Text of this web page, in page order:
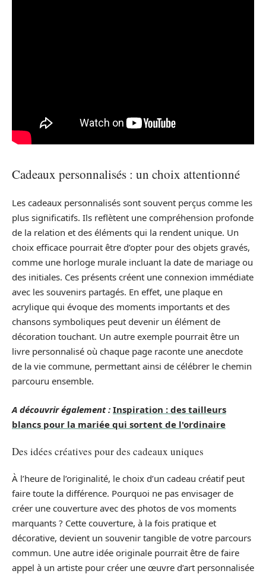
Cadeaux personnalisés : un choix attentionné
Les cadeaux personnalisés sont souvent perçus comme les
plus significatifs. Ils reflètent une compréhension profonde
de la relation et des éléments qui la rendent unique. Un
choix efficace pourrait être d’opter pour des objets gravés,
comme une horloge murale incluant la date de mariage ou
des initiales. Ces présents créent une connexion immédiate
avec les souvenirs partagés. En effet, une plaque en
acrylique qui évoque des moments importants et des
chansons symboliques peut devenir un élément de
décoration touchant. Un autre exemple pourrait être un
livre personnalisé où chaque page raconte une anecdote
de la vie commune, permettant ainsi de célébrer le chemin
parcouru ensemble.
A découvrir également : Inspiration : des tailleurs
blancs pour la mariée qui sortent de l'ordinaire
Des idées créatives pour des cadeaux uniques
À l’heure de l’originalité, le choix d’un cadeau créatif peut
faire toute la différence. Pourquoi ne pas envisager de
créer une couverture avec des photos de vos moments
marquants ? Cette couverture, à la fois pratique et
décorative, devient un souvenir tangible de votre parcours
commun. Une autre idée originale pourrait être de faire
appel à un artiste pour créer une œuvre d’art personnalisée